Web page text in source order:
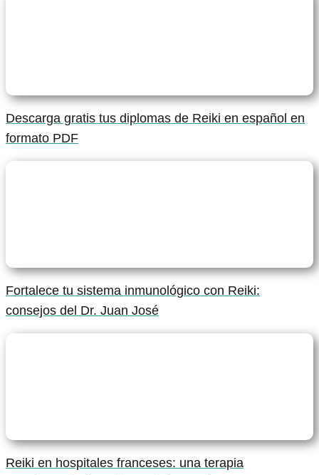
Descarga gratis tus diplomas de Reiki en español en
formato PDF
Fortalece tu sistema inmunológico con Reiki:
consejos del Dr. Juan José
Reiki en hospitales franceses: una terapia